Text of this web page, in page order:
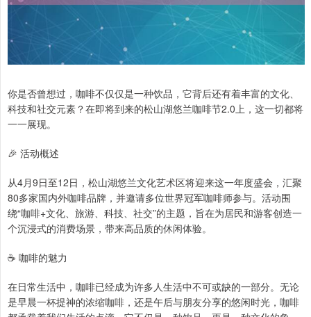
你是否曾想过，咖啡不仅仅是一种饮品，它背后还有着丰富的文化、
科技和社交元素？在即将到来的松山湖悠兰咖啡节2.0上，这一切都将
一一展现。
🎉 活动概述
从4月9日至12日，松山湖悠兰文化艺术区将迎来这一年度盛会，汇聚
80多家国内外咖啡品牌，并邀请多位世界冠军咖啡师参与。活动围
绕“咖啡+文化、旅游、科技、社交”的主题，旨在为居民和游客创造一
个沉浸式的消费场景，带来高品质的休闲体验。
☕ 咖啡的魅力
在日常生活中，咖啡已经成为许多人生活中不可或缺的一部分。无论
是早晨一杯提神的浓缩咖啡，还是午后与朋友分享的悠闲时光，咖啡